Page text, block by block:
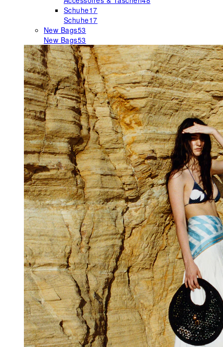
Schuhe17
Schuhe17
New Bags53
New Bags53